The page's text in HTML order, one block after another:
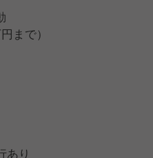
まで）
あり